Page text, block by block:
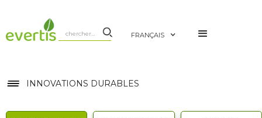
FRANÇAIS
INNOVATIONS DURABLES